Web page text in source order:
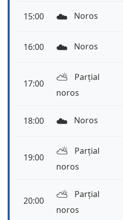
15:00 ☁️ Noros
16:00 ☁️ Noros
17:00 ⛅️
Parțial
noros
18:00 ☁️ Noros
19:00 ⛅️
Parțial
noros
20:00 ⛅️
Parțial
noros